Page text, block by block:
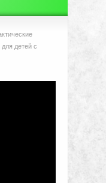
детей с